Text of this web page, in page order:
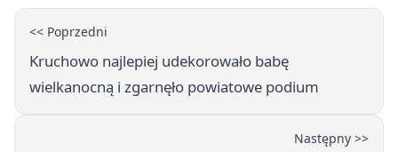
<< Poprzedni
Kruchowo najlepiej udekorowało babę
wielkanocną i zgarnęło powiatowe podium
Następny >>